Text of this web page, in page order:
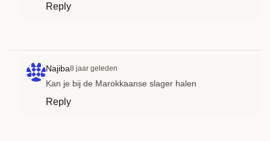
Reply
Najiba8 jaar geleden
Kan je bij de Marokkaanse slager halen
Reply